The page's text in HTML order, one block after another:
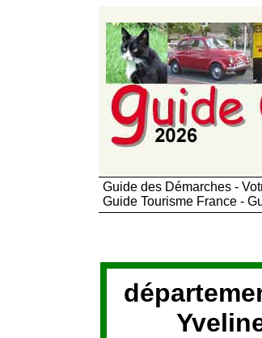
Guide des Démarches -
Guide Tourisme France -